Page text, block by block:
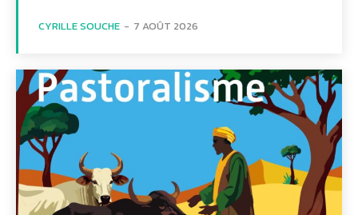
CYRILLE SOUCHE - 7 AOÛT 2026